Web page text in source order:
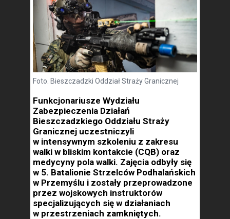
Foto. Bieszczadzki Oddział Straży Granicznej
Funkcjonariusze Wydziału
Zabezpieczenia Działań
Bieszczadzkiego Oddziału Straży
Granicznej uczestniczyli
w intensywnym szkoleniu z zakresu
walki w bliskim kontakcie (CQB) oraz
medycyny pola walki. Zajęcia odbyły się
w 5. Batalionie Strzelców Podhalańskich
w Przemyślu i zostały przeprowadzone
przez wojskowych instruktorów
specjalizujących się w działaniach
w przestrzeniach zamkniętych.